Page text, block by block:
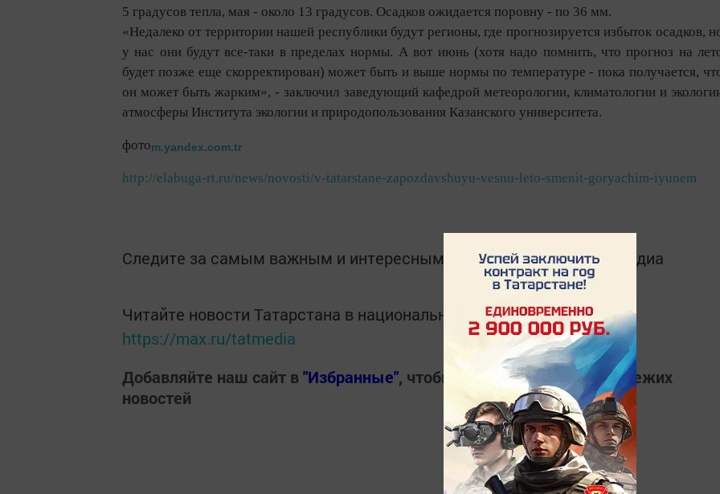
5 градусов тепла, мая - около 13 градусов. Осадков ожидается поровну - по 36 мм.
«Недалеко от территории нашей республики будут регионы, где прогнозируется избыток осадков,
у нас они будут все-таки в пределах нормы. А вот июнь (хотя надо помнить, что прогноз на
будет позже еще скорректирован) может быть и выше нормы по температуре - пока получается,
он может быть жарким», - заключил заведующий кафедрой метеорологии, климатологии и
атмосферы Института экологии и природопользования Казанского университета.
фотоm.yandex.com.tr
http://elabuga-rt.ru/news/novosti/v-tatarstane-zapozdavshuyu-vesnu-leto-smenit-goryachim-iyunem
Следите за самым важным и интересным в Telegram-каналеТатмедиа
Читайте новости Татарстана в национальном мессенджере MАХ:
https://max.ru/tatmedia
Добавляйте наш сайт в"Избранные", чтобы всегда быть в курсе свежих
новостей